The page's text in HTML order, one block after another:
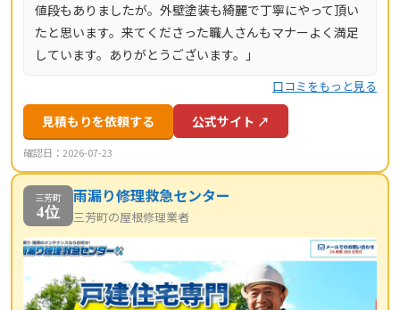
値段もありましたが。外壁塗装も綺麗で丁寧にやって頂い
たと思います。来てくださった職人さんもマナーよく満足
しています。ありがとうございます。」
口コミをもっと見る
見積もりを依頼する 公式サイト ↗
確認日：2026-07-23
三芳町
4位
雨漏り修理救急センター
三芳町の屋根修理業者